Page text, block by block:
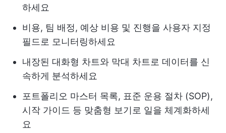
하세요
비용, 팀 배정, 예상 비용 및 진행을 사용자 지정
필드로 모니터링하세요
내장된 대화형 차트와 막대 차트로 데이터를 신
속하게 분석하세요
포트폴리오 마스터 목록, 표준 운용 절차 (SOP),
시작 가이드 등 맞춤형 보기로 일을 체계화하세
요